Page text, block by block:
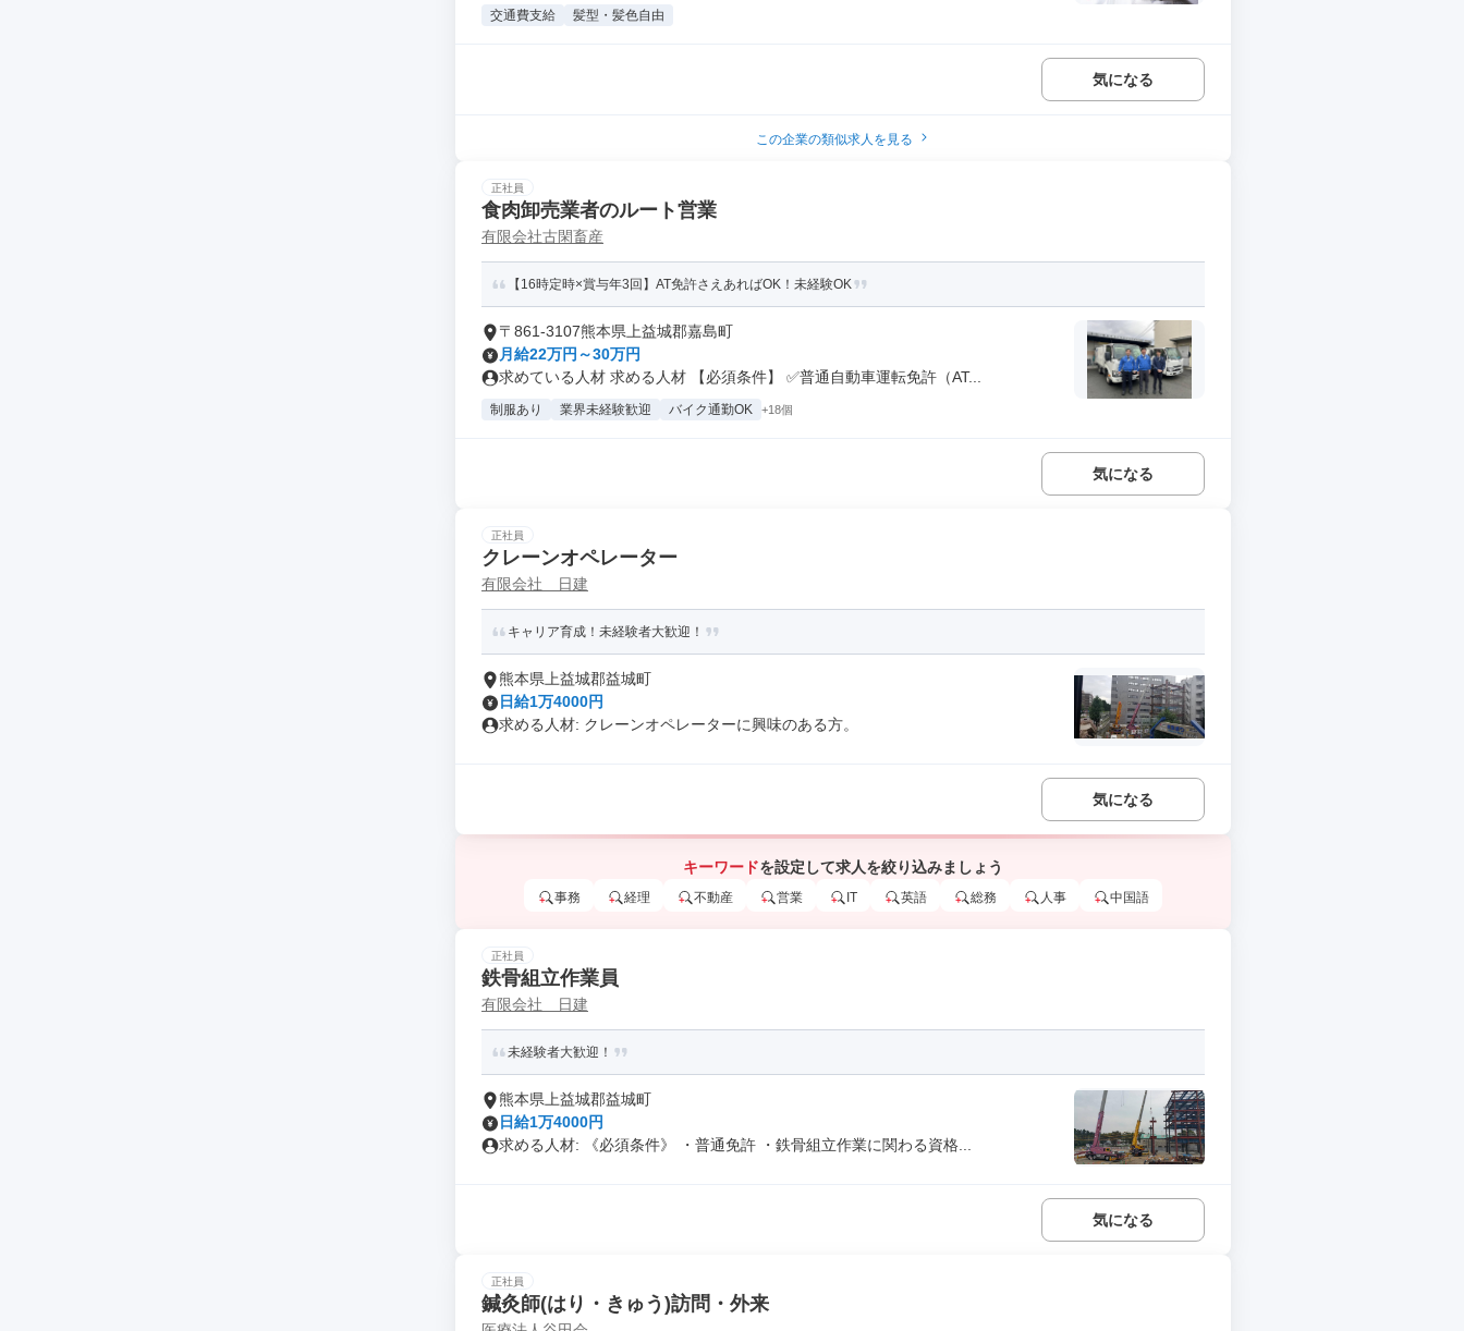
交通費支給 髪型・髪色自由
気になる
この企業の類似求人を見る
正社員
食肉卸売業者のルート営業
有限会社古閑畜産
【16時定時×賞与年3回】AT免許さえあればOK！未経験OK
〒861-3107熊本県上益城郡嘉島町
月給22万円～30万円
求めている人材 求める人材 【必須条件】 ✅普通自動車運転免許（AT...
制服あり 業界未経験歓迎 バイク通勤OK +18個
気になる
正社員
クレーンオペレーター
有限会社 日建
キャリア育成！未経験者大歓迎！
熊本県上益城郡益城町
日給1万4000円
求める人材: クレーンオペレーターに興味のある方。
気になる
キーワードを設定して求人を絞り込みましょう
事務 経理 不動産 営業 IT 英語 総務 人事 中国語
正社員
鉄骨組立作業員
有限会社 日建
未経験者大歓迎！
熊本県上益城郡益城町
日給1万4000円
求める人材: 《必須条件》 ・普通免許 ・鉄骨組立作業に関わる資格...
気になる
正社員
鍼灸師(はり・きゅう)訪問・外来